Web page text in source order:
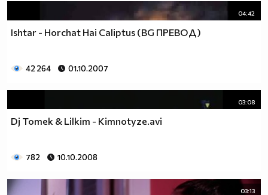
04:42
Ishtar - Horchat Hai Caliptus (BG ПРЕВОД)
42 264 01.10.2007
03:08
Dj Tomek & Lilkim - Kimnotyze.avi
782 10.10.2008
03:13